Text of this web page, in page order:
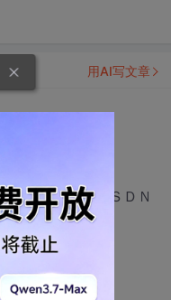
时不宜上传ＣＳＤＮ
用AI写文章